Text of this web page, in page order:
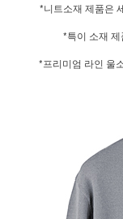
*니트소재 제품은
*특이 소재
*프리미엄 라인 울